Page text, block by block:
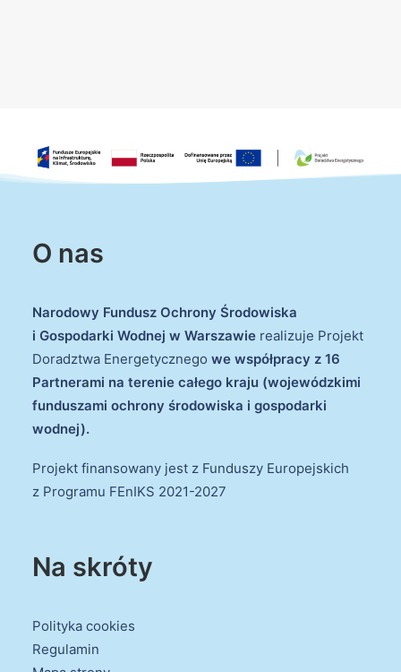
O nas
Narodowy Fundusz Ochrony Środowiska
i Gospodarki Wodnej w Warszawie realizuje Projekt
Doradztwa Energetycznego we współpracy z 16
Partnerami na terenie całego kraju (wojewódzkimi
funduszami ochrony środowiska i gospodarki
wodnej).
Projekt finansowany jest z Funduszy Europejskich
z Programu FEnIKS 2021-2027
Na skróty
Polityka cookies
Regulamin